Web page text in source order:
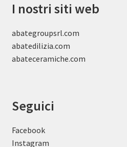
I nostri siti web
abategroupsrl.com
abatedilizia.com
abateceramiche.com
Seguici
Facebook
Instagram